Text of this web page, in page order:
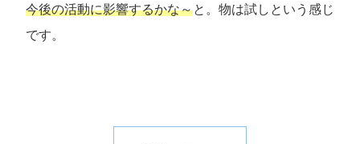
今後の活動に影響するかな～と。物は試しという感じ
です。